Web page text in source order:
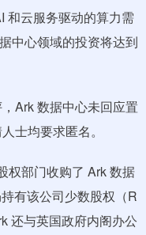
云服务驱动的算力需
中心领域的投资将达到
Ark 数据中心未回应置
士均要求匿名。
部门收购了 Ark 数据
有该公司少数股权（R
还与英国政府内阁办公